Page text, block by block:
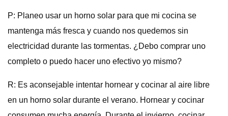
P: Planeo usar un horno solar para que mi cocina se
mantenga más fresca y cuando nos quedemos sin
electricidad durante las tormentas. ¿Debo comprar uno
completo o puedo hacer uno efectivo yo mismo?
R: Es aconsejable intentar hornear y cocinar al aire libre
en un horno solar durante el verano. Hornear y cocinar